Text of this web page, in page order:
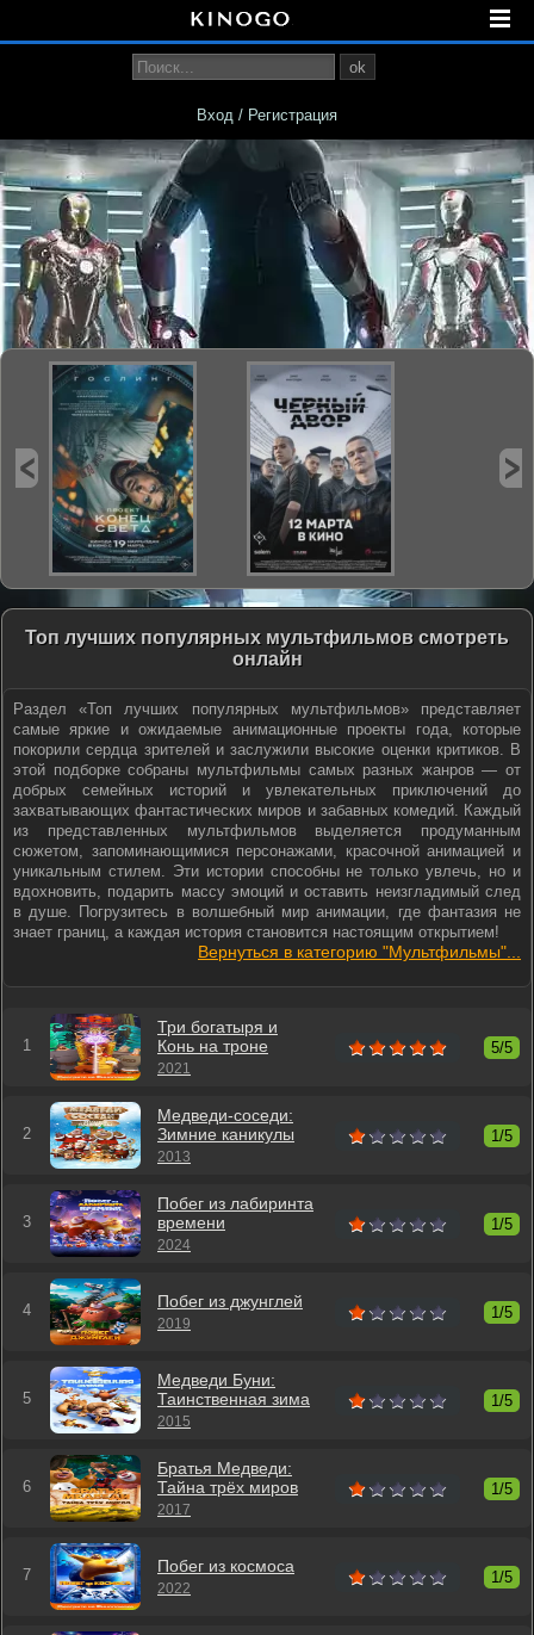
Топ лучших популярных мультфильмов смотреть
онлайн
Раздел «Топ лучших популярных мультфильмов» представляет
самые яркие и ожидаемые анимационные проекты года, которые
покорили сердца зрителей и заслужили высокие оценки критиков. В
этой подборке собраны мультфильмы самых разных жанров — от
добрых семейных историй и увлекательных приключений до
захватывающих фантастических миров и забавных комедий. Каждый
из представленных мультфильмов выделяется продуманным
сюжетом, запоминающимися персонажами, красочной анимацией и
уникальным стилем. Эти истории способны не только увлечь, но и
вдохновить, подарить массу эмоций и оставить неизгладимый след
в душе. Погрузитесь в волшебный мир анимации, где фантазия не
знает границ, а каждая история становится настоящим открытием!
Вернуться в категорию "Мультфильмы"...
Три богатыря и
Конь на троне
2021
5/5
Медведи-соседи:
Зимние каникулы
2013
1/5
Побег из лабиринта
времени
2024
1/5
Побег из джунглей
2019
1/5
Медведи Буни:
Таинственная зима
2015
1/5
Братья Медведи:
Тайна трёх миров
2017
1/5
Побег из космоса
2022
1/5
ok
Вход / Регистрация